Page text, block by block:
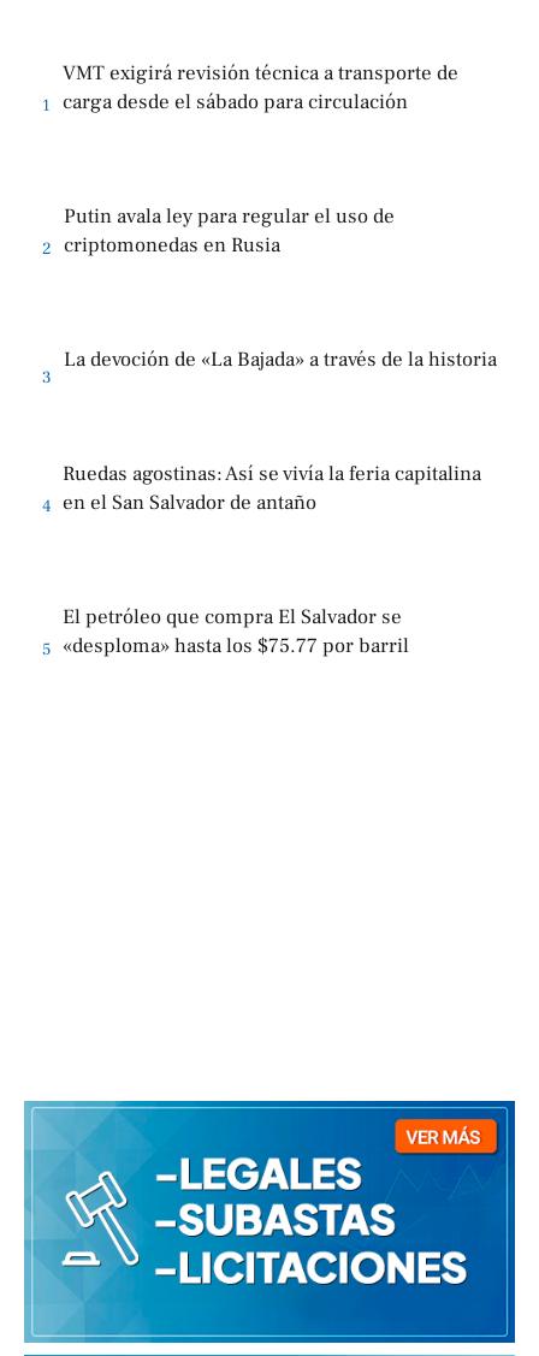
1
VMT exigirá revisión técnica a transporte de
carga desde el sábado para circulación
2
Putin avala ley para regular el uso de
criptomonedas en Rusia
3
La devoción de «La Bajada» a través de la historia
4
Ruedas agostinas: Así se vivía la feria capitalina
en el San Salvador de antaño
5
El petróleo que compra El Salvador se
«desploma» hasta los $75.77 por barril